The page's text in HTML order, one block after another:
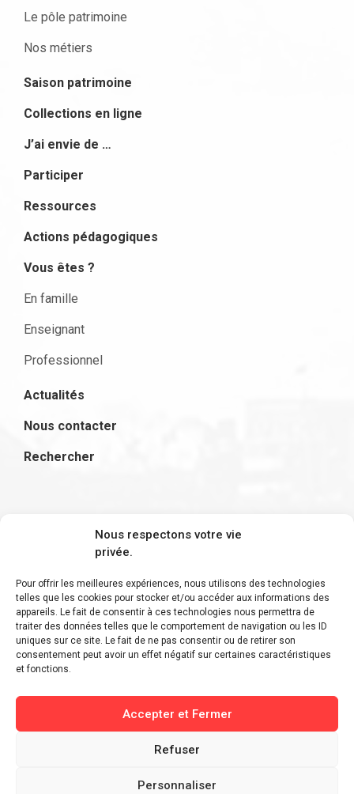
Nous respectons votre vie
privée.
Pour offrir les meilleures expériences, nous utilisons des technologies
telles que les cookies pour stocker et/ou accéder aux informations des
appareils. Le fait de consentir à ces technologies nous permettra de
traiter des données telles que le comportement de navigation ou les ID
uniques sur ce site. Le fait de ne pas consentir ou de retirer son
consentement peut avoir un effet négatif sur certaines caractéristiques
et fonctions.
Accepter et Fermer
Refuser
Personnaliser
Le pôle patrimoine
Nos métiers
Saison patrimoine
Collections en ligne
J’ai envie de …
Participer
Ressources
Actions pédagogiques
Vous êtes ?
En famille
Enseignant
Professionnel
Actualités
Nous contacter
Rechercher
S'inscrire à la newsletter
Restez informé des derniers ajouts et des
dernières actualités !